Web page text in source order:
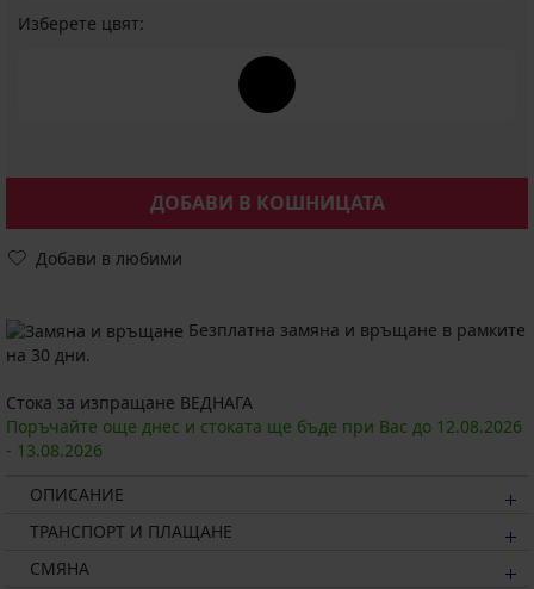
Изберете цвят:
ДОБАВИ В КОШНИЦАТА
Добави в любими
Безплатна замяна и връщане в рамките
на 30 дни.
Стока за изпращане ВЕДНАГА
Поръчайте още днес и стоката ще бъде при Вас до 12.08.2026
- 13.08.2026
ОПИСАНИЕ
ТРАНСПОРТ И ПЛАЩАНЕ
СМЯНА